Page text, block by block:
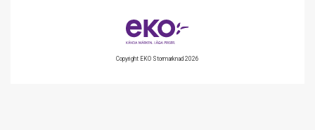
Copyright EKO Stormarknad 2026